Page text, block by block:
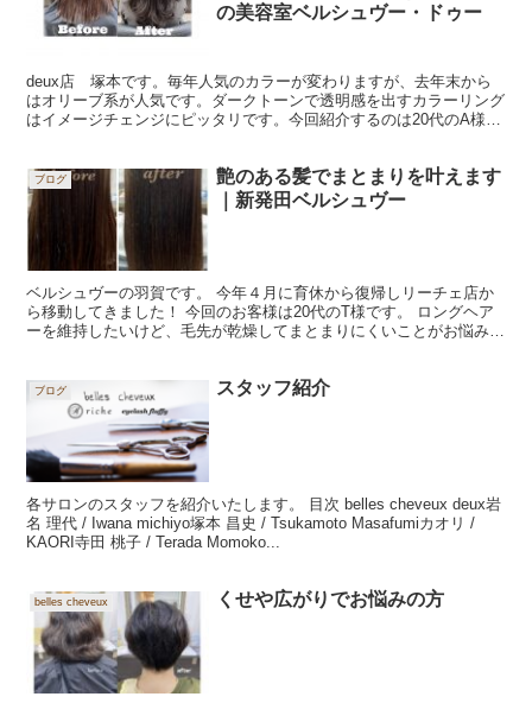
の美容室ベルシュヴー・ドゥー
deux店 塚本です。毎年人気のカラーが変わりますが、去年末から
はオリーブ系が人気です。ダークトーンで透明感を出すカラーリング
はイメージチェンジにピッタリです。今回紹介するのは20代のA様で
ブログ
艶のある髪でまとまりを叶えます
｜新発田ベルシュヴー
ベルシュヴーの羽賀です。 今年４月に育休から復帰しリーチェ店か
ら移動してきました！ 今回のお客様は20代のT様です。 ロングヘア
ーを維持したいけど、毛先が乾燥してまとまりにくいことがお悩みで
ブログ スタッフ紹介
各サロンのスタッフを紹介いたします。 目次 belles cheveux deux岩
名 理代 / Iwana michiyo塚本 昌史 / Tsukamoto Masafumiカオリ /
KAORI寺田 桃子 / Terada Momoko...
belles cheveux くせや広がりでお悩みの方